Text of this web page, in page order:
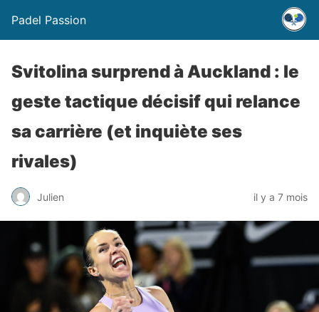
Padel Passion
Svitolina surprend à Auckland : le
geste tactique décisif qui relance
sa carrière (et inquiète ses
rivales)
Julien il y a 7 mois